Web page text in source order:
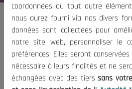
شعبة الحليب والتوصيات
Set Done
coordonnées ou tout autre
nous aurez fourni via nos divers
données sont collectées pour
notre site web, personnaliser le
préférences. Elles seront
nécessaire à leurs finalités et ne
échangées avec des tierssans